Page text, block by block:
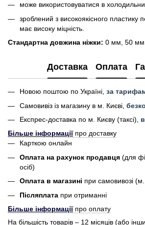
може використовуватися в
зроблений з високоякісного пластику
має високу міцність.
Стандартна довжина ніжки: 0 мм, 50
Доставка Оплата
Новою поштою по Україні, за
Самовивіз із магазину в м. Києві,
Експрес-доставка по м. Києву (таксі),
Більше інформаціїпро доставку
Карткою онлайн
Оплата на рахунок продавця (для
осіб)
Оплата в магазині при самовивозі
Післяплата при отриманні
Більше інформаціїпро оплату
На більшість товарів – 12 місяців (або